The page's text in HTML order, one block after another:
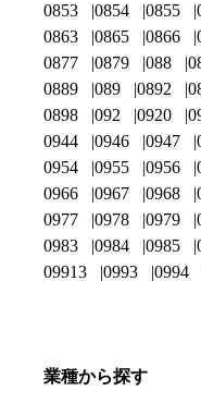
0853
0854 0855
0863
0865 0866
0877
0879 088
0889
089 0892
0898
092 0920
0944
0946 0947
0954
0955 0956
0966
0967 0968
0977
0978 0979
0983
0984 0985
09913
0993 0994
業種から探す